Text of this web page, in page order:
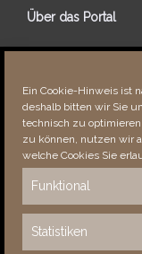
Ein Cookie-Hinweis ist
deshalb bitten wir Sie
technisch zu
zu können, nutzen wir
welche Cookies Sie
Funktional
Statistiken
Über das Portal
Über dieses Portal
Fehler bemerkt?
Besucher seit 08/​